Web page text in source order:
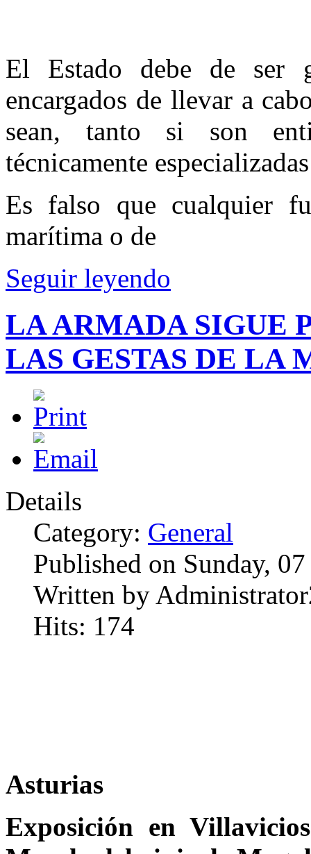
El Estado debe de ser
encargados de llevar a
sean, tanto si son
técnicamente
Es falso que cualquier
marítima o de
Seguir leyendo
LA ARMADA SIGUE
LAS GESTAS DE LA
Details
Category: General
Published on Sunday,
Written by
Hits: 174
Asturias
Exposición en